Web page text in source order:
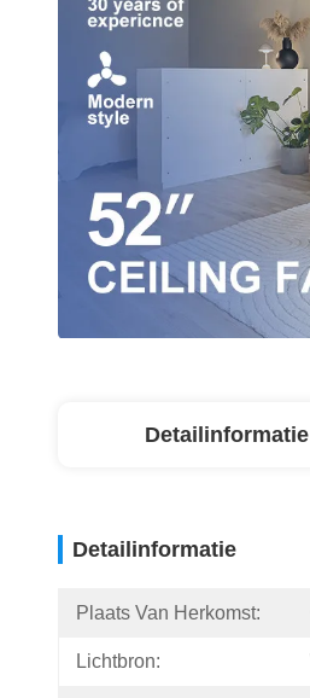
Detailinformatie
Detailinformatie
Plaats Van Herkomst:
Lichtbron: